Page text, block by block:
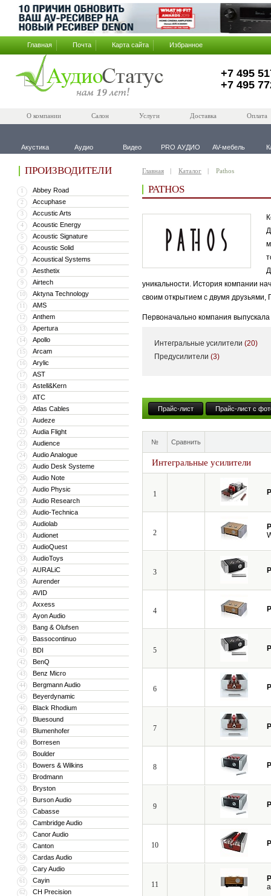
Главная Почта Карта сайта Избранное
+7 495
+7 495
О компании Салон Услуги Доставка Оплата
Акустика Аудио Видео PRO АУДИО AV-мебель
ПРОИЗВОДИТЕЛИ
1 Abbey Road
2 Accuphase
3 Accustic Arts
4 Acoustic Energy
5 Acoustic Signature
6 Acoustic Solid
7 Acoustical Systems
8 Aesthetix
9 Airtech
10 Aktyna Technology
11 AMS
12 Anthem
13 Apertura
14 Apollo
15 Arcam
16 Arylic
17 AST
18 Astell&Kern
19 ATC
20 Atlas Cables
21 Audeze
22 Audia Flight
23 Audience
24 Audio Analogue
25 Audio Desk Systeme
26 Audio Note
27 Audio Physic
28 Audio Research
29 Audio-Technica
30 Audiolab
31 Audionet
32 AudioQuest
33 AudioToys
34 AURALiC
35 Aurender
36 AVID
37 Axxess
38 Ayon Audio
39 Bang & Olufsen
40 Bassocontinuo
41 BDI
42 BenQ
43 Benz Micro
44 Bergmann Audio
45 Beyerdynamic
46 Black Rhodium
47 Bluesound
48 Blumenhofer
49 Borresen
50 Boulder
51 Bowers & Wilkins
52 Brodmann
53 Bryston
54 Burson Audio
55 Cabasse
56 Cambridge Audio
57 Canor Audio
58 Canton
59 Cardas Audio
60 Cary Audio
61 Cayin
62 CH Precision
Главная Каталог Pathos
PATHOS
уникальности. История компании
своим открытием с двумя
Первоначально компания
На сегодняшний день Pathos
ни один конкурент не смог
итальянских мастеров, в
Интегральные усилители (20)
Предусилители (3)
Прайс-лист Прайс-лист с
№ Сравнить
Интегральные усилители
1
2
3
4
5
6
7
8
9
10
11